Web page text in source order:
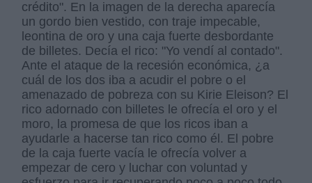
crédito". En la imagen de la derecha aparecía
un gordo bien vestido, con traje impecable,
leontina de oro y una caja fuerte desbordante
de billetes. Decía el rico: "Yo vendí al contado".
Ante el ataque de la recesión económica, ¿a
cuál de los dos iba a acudir el pobre o el
amenazado de pobreza con su Kirie Eleison? El
rico adornado con billetes le ofrecía el oro y el
moro, la promesa de que los ricos iban a
ayudarle a hacerse tan rico como él. El pobre
de la caja fuerte vacía le ofrecía volver a
empezar de cero y luchar con voluntad y